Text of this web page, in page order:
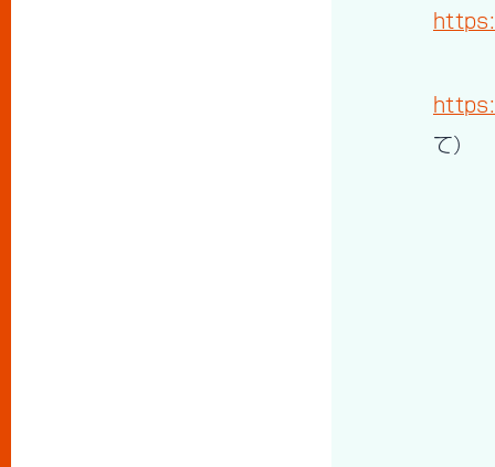
て）